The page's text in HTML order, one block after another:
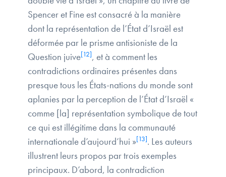
Spencer et Fine est consacré à la manière
dont la représentation de l’État d’Israël est
déformée par le prisme antisioniste de la
Question juive[12], et à comment les
contradictions ordinaires présentes dans
presque tous les États-nations du monde sont
aplanies par la perception de l’État d’Israël «
comme [la] représentation symbolique de tout
ce qui est illégitime dans la communauté
internationale d’aujourd’hui »[13]. Les auteurs
illustrent leurs propos par trois exemples
principaux. D’abord, la contradiction